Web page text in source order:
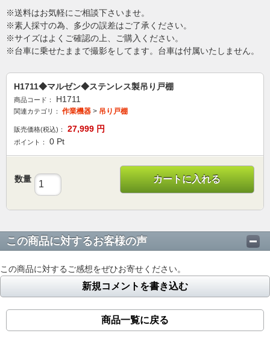
※送料はお気軽にご相談下さいませ。
※素人採寸の為、多少の誤差はご了承ください。
※サイズはよくご確認の上、ご購入ください。
※台車に乗せたままで撮影をしてます。台車は付属いたしません。
H1711◆マルゼン◆ステンレス製吊り戸棚
商品コード： H1711
関連カテゴリ： 作業機器 > 吊り戸棚
販売価格(税込)： 27,999 円
ポイント： 0 Pt
数量 カートに入れる
この商品に対するお客様の声
この商品に対するご感想をぜひお寄せください。
新規コメントを書き込む
商品一覧に戻る